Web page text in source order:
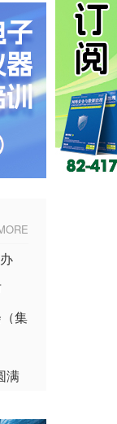
集
满